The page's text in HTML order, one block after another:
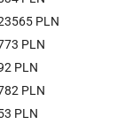
PLN
PLN
PLN
PLN
PLN